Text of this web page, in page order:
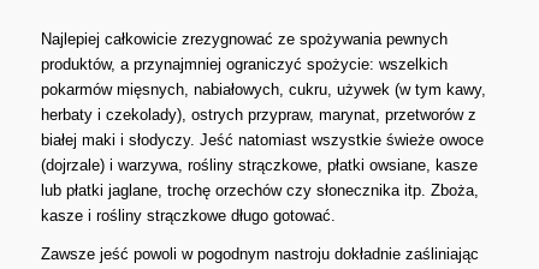
Najlepiej całkowicie zrezygnować ze spożywania pewnych
produktów, a przynajmniej ograniczyć spożycie: wszelkich
pokarmów mięsnych, nabiałowych, cukru, używek (w tym kawy,
herbaty i czekolady), ostrych przypraw, marynat, przetworów z
białej maki i słodyczy. Jeść natomiast wszystkie świeże owoce
(dojrzale) i warzywa, rośliny strączkowe, płatki owsiane, kasze
lub płatki jaglane, trochę orzechów czy słonecznika itp. Zboża,
kasze i rośliny strączkowe długo gotować.
Zawsze jeść powoli w pogodnym nastroju dokładnie zaśliniając